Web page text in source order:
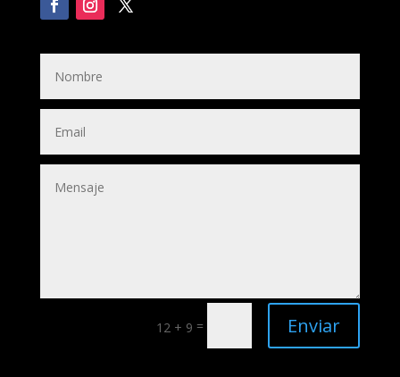
12 + 9 = Enviar